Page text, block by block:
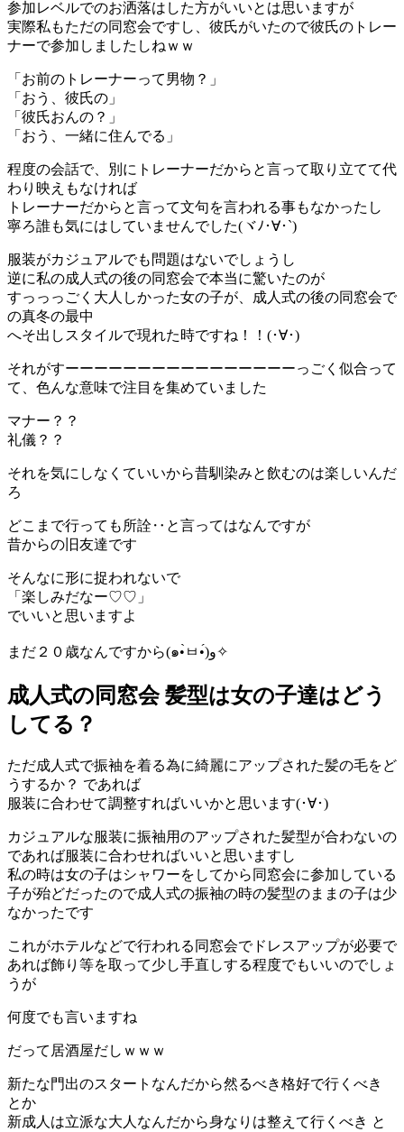
参加レベルでのお洒落はした方がいいとは思いますが
実際私もただの同窓会ですし、彼氏がいたので彼氏のトレー
ナーで参加しましたしねｗｗ
「お前のトレーナーって男物？」
「おう、彼氏の」
「彼氏おんの？」
「おう、一緒に住んでる」
程度の会話で、別にトレーナーだからと言って取り立てて代
わり映えもなければ
トレーナーだからと言って文句を言われる事もなかったし
寧ろ誰も気にはしていませんでした(ヾﾉ･∀･`)
服装がカジュアルでも問題はないでしょうし
逆に私の成人式の後の同窓会で本当に驚いたのが
すっっっごく大人しかった女の子が、成人式の後の同窓会で
の真冬の最中
へそ出しスタイルで現れた時ですね！！(･∀･)
それがすーーーーーーーーーーーーーーーーっごく似合って
て、色んな意味で注目を集めていました
マナー？？
礼儀？？
それを気にしなくていいから昔馴染みと飲むのは楽しいんだ
ろ
どこまで行っても所詮‥と言ってはなんですが
昔からの旧友達です
そんなに形に捉われないで
「楽しみだなー♡♡」
でいいと思いますよ
まだ２０歳なんですから(๑•̀ㅂ•́)و✧
成人式の同窓会 髪型は女の子達はどう
してる？
ただ成人式で振袖を着る為に綺麗にアップされた髪の毛をど
うするか？ であれば
服装に合わせて調整すればいいかと思います(･∀･)
カジュアルな服装に振袖用のアップされた髪型が合わないの
であれば服装に合わせればいいと思いますし
私の時は女の子はシャワーをしてから同窓会に参加している
子が殆どだったので成人式の振袖の時の髪型のままの子は少
なかったです
これがホテルなどで行われる同窓会でドレスアップが必要で
あれば飾り等を取って少し手直しする程度でもいいのでしょ
うが
何度でも言いますね
だって居酒屋だしｗｗｗ
新たな門出のスタートなんだから然るべき格好で行くべき
とか
新成人は立派な大人なんだから身なりは整えて行くべき と